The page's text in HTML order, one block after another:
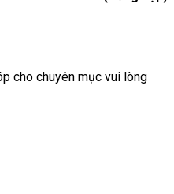
cho chuyên mục vui lòng